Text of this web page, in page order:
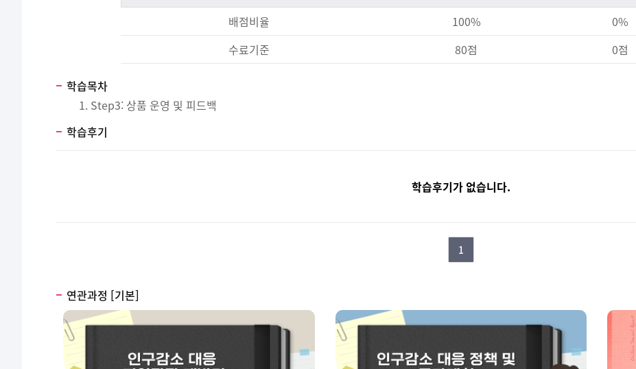
배점비율
100% 0%
수료기준
80점 0점
학습목차
Step3: 상품 운영 및 피드백
학습후기
학습후기가 없습니다.
1
연관과정 [기본]